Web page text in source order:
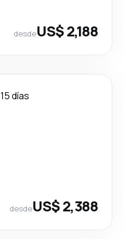
desdeUS$ 2,188
15 días
desdeUS$ 2,388